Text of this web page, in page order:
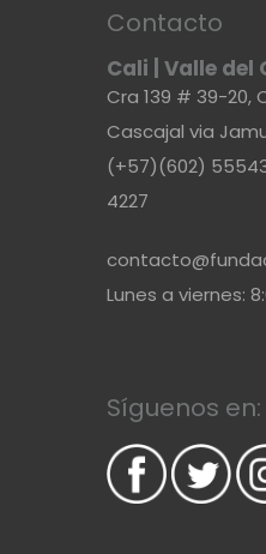
Contacto
Cali | Valle del
Cra 139 # 39-20,
Cascajal via
(+57)(602)
4227
Lunes a viernes:
Síguenos en: